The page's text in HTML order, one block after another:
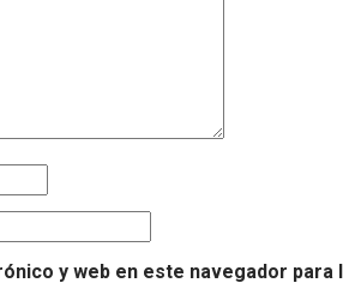
y web en este navegador para